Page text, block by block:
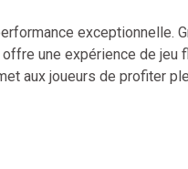
exceptionnelle.
une expérience de
aux joueurs de profiter